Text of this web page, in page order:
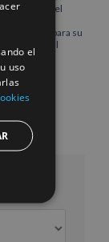
el
como un
clave para su
internacional
el
uso